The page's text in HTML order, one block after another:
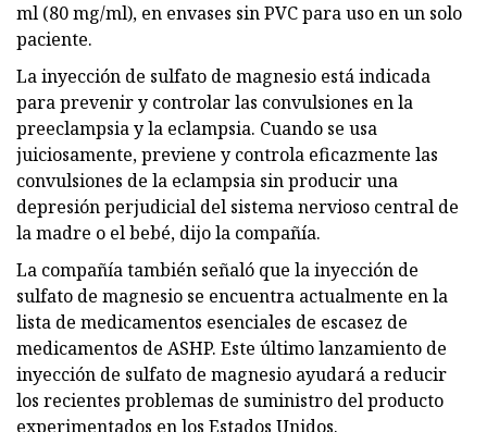
ml (80 mg/ml), en envases sin PVC para uso en un solo
paciente.
La inyección de sulfato de magnesio está indicada
para prevenir y controlar las convulsiones en la
preeclampsia y la eclampsia. Cuando se usa
juiciosamente, previene y controla eficazmente las
convulsiones de la eclampsia sin producir una
depresión perjudicial del sistema nervioso central de
la madre o el bebé, dijo la compañía.
La compañía también señaló que la inyección de
sulfato de magnesio se encuentra actualmente en la
lista de medicamentos esenciales de escasez de
medicamentos de ASHP. Este último lanzamiento de
inyección de sulfato de magnesio ayudará a reducir
los recientes problemas de suministro del producto
experimentados en los Estados Unidos.